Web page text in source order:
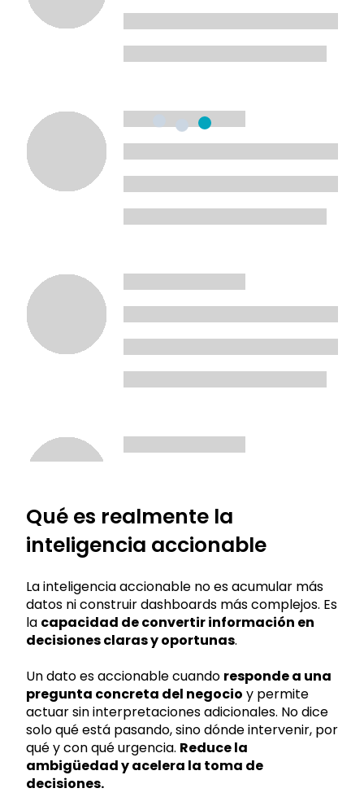
Qué es realmente la
inteligencia accionable
La inteligencia accionable no es acumular más
datos ni construir dashboards más complejos. Es
la capacidad de convertir información en
decisiones claras y oportunas.
Un dato es accionable cuando responde a una
pregunta concreta del negocio y permite
actuar sin interpretaciones adicionales. No dice
solo qué está pasando, sino dónde intervenir, por
qué y con qué urgencia. Reduce la
ambigüedad y acelera la toma de
decisiones.